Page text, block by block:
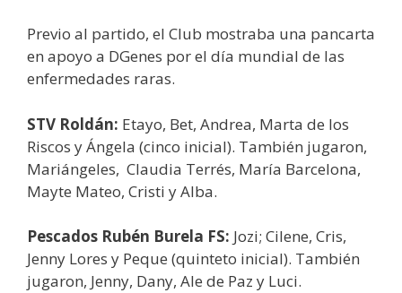
Previo al partido, el Club mostraba una pancarta
en apoyo a DGenes por el día mundial de las
enfermedades raras.
STV Roldán: Etayo, Bet, Andrea, Marta de los
Riscos y Ángela (cinco inicial). También jugaron,
Mariángeles, Claudia Terrés, María Barcelona,
Mayte Mateo, Cristi y Alba.
Pescados Rubén Burela FS: Jozi; Cilene, Cris,
Jenny Lores y Peque (quinteto inicial). También
jugaron, Jenny, Dany, Ale de Paz y Luci.